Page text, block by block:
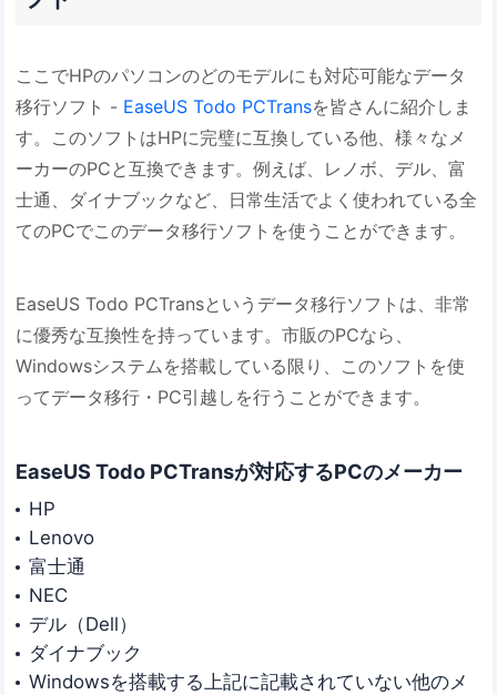
ここでHPのパソコンのどのモデルにも対応可能なデータ
移行ソフト - EaseUS Todo PCTransを皆さんに紹介しま
す。このソフトはHPに完璧に互換している他、様々なメ
ーカーのPCと互換できます。例えば、レノボ、デル、富
士通、ダイナブックなど、日常生活でよく使われている全
てのPCでこのデータ移行ソフトを使うことができます。
EaseUS Todo PCTransというデータ移行ソフトは、非常
に優秀な互換性を持っています。市販のPCなら、
Windowsシステムを搭載している限り、このソフトを使
ってデータ移行・PC引越しを行うことができます。
EaseUS Todo PCTransが対応するPCのメーカー
HP
Lenovo
富士通
NEC
デル（Dell）
ダイナブック
Windowsを搭載する上記に記載されていない他のメ